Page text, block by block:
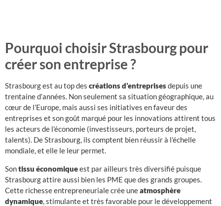
Pourquoi choisir Strasbourg pour
créer son entreprise ?
Strasbourg est au top des créations d’entreprisesdepuis une
trentaine d’années. Non seulement sa situation géographique, au
cœur de l’Europe, mais aussi ses initiatives en faveur des
entreprises et son goût marqué pour les innovations attirent tous
les acteurs de l’économie (investisseurs, porteurs de projet,
talents). De Strasbourg, ils comptent bien réussir à l’échelle
mondiale, et elle le leur permet.
Sontissu économiqueest par ailleurs très diversifié puisque
Strasbourg attire aussi bien les PME que des grands groupes.
Cette richesse entrepreneuriale crée uneatmosphère
dynamique , stimulante et très favorable pour le développement